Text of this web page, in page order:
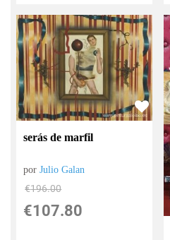
serás de marfil
porJulio Galan
€196.00
€107.80